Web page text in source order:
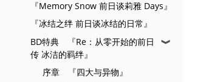
『Memory Snow 前日谈莉雅 Days』
『冰结之绊 前日谈冰结的日常』
BD特典 『Re：从零开始的前日
传 冰洁的羁绊』
❱
序章 『四大与异物』